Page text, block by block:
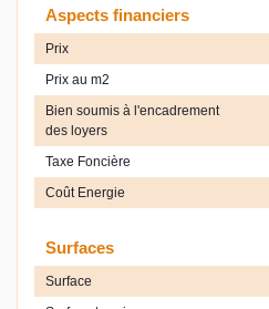
Aspects financiers
Prix
Prix au m2
Bien soumis à l'encadrement
des loyers
Taxe Foncière
Coût Energie
Surfaces
Surface